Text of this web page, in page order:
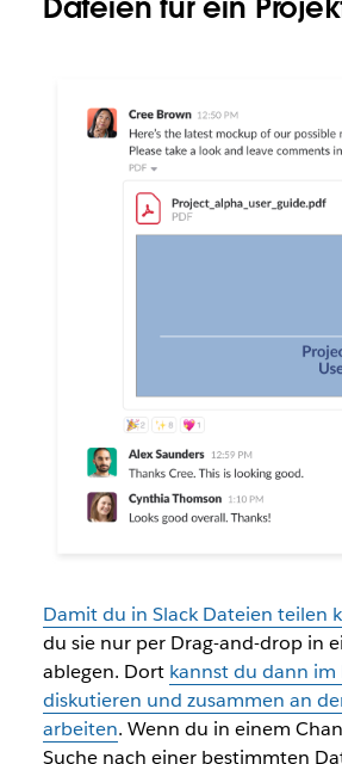
Damit du in Slack Dateien teilen
du sie nur per Drag-and-drop in
ablegen. Dort kannst du dann im
diskutieren und zusammen an
arbeiten. Wenn du in einem
Suche nach einer bestimmten